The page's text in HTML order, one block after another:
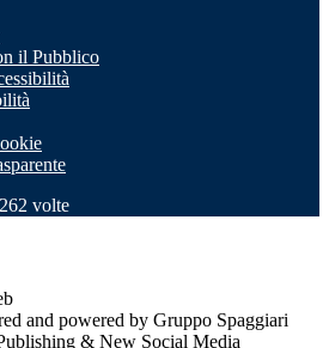
il Pubblico
262 volte
and powered by Gruppo Spaggiari
& New Social Media